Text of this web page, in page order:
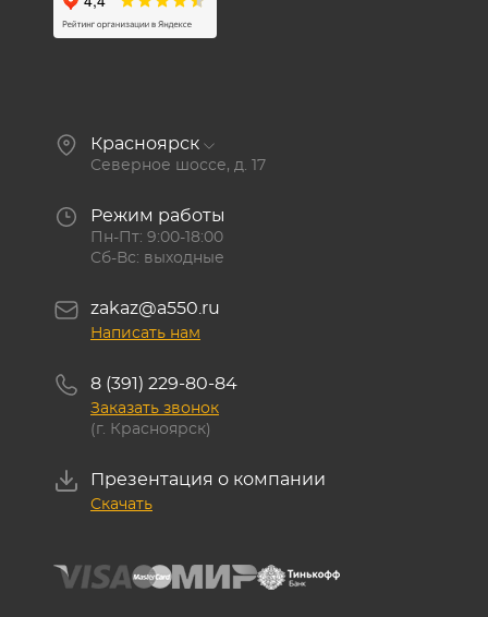
Красноярск
Северное шоссе, д. 17
Режим работы
Пн-Пт: 9:00-18:00
Сб-Вс: выходные
zakaz@a550.ru
Написать нам
8 (391) 229-80-84
Заказать звонок
(г. Красноярск)
Презентация о компании
Скачать